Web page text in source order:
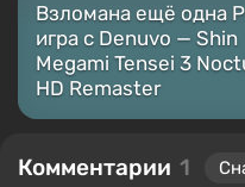
Взломана ещё одна
игра с Denuvo — Shin
Megami Tensei 3
HD Remaster
Комментарии 1